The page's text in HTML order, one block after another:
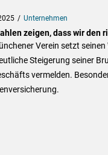
Unternehmen
zeigen, dass wir den
Verein setzt
Steigerung seiner
vermelden.